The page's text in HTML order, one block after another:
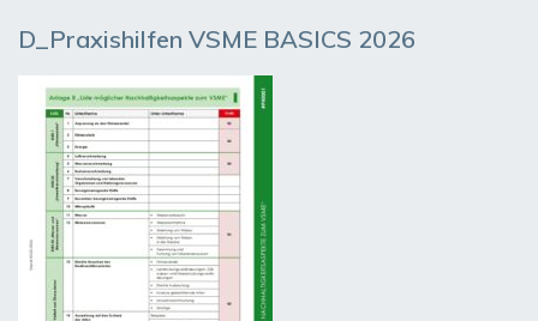
D_Praxishilfen VSME BASICS 2026